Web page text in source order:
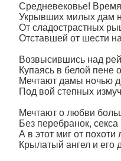
Средневековье!
Укрывших милых дам
От сладострастных
Отставшей от шести
Возвысившись над
Купаясь в белой пене
Мечтают дамы ночью
Под вой степных
Мечтают о любви
Без перебранок, секса
А в этот миг от похоти
Крылатый ангел и его